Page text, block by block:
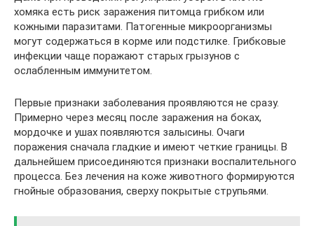
хомяка есть риск заражения питомца грибком или
кожными паразитами. Патогенные микроорганизмы
могут содержаться в корме или подстилке. Грибковые
инфекции чаще поражают старых грызунов с
ослабленным иммунитетом.
Первые признаки заболевания проявляются не сразу.
Примерно через месяц после заражения на боках,
мордочке и ушах появляются залысины. Очаги
поражения сначала гладкие и имеют четкие границы. В
дальнейшем присоединяются признаки воспалительного
процесса. Без лечения на коже животного формируются
гнойные образования, сверху покрытые струпьями.